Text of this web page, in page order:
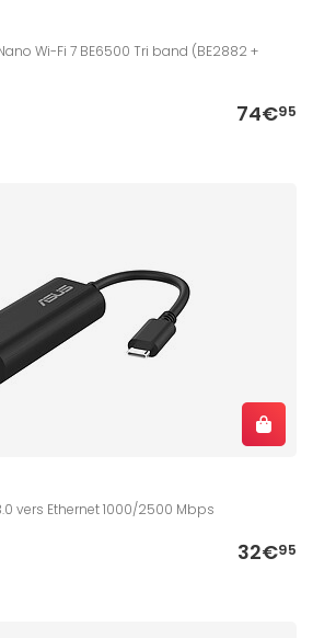
Wi-Fi 7 BE6500 Tri band (BE2882 +
74€95
vers Ethernet 1000/2500 Mbps
32€95